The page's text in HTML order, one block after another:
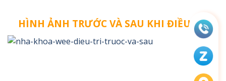
HÌNH ẢNH TRƯỚC VÀ SAU KHI ĐIỀU TRỊ